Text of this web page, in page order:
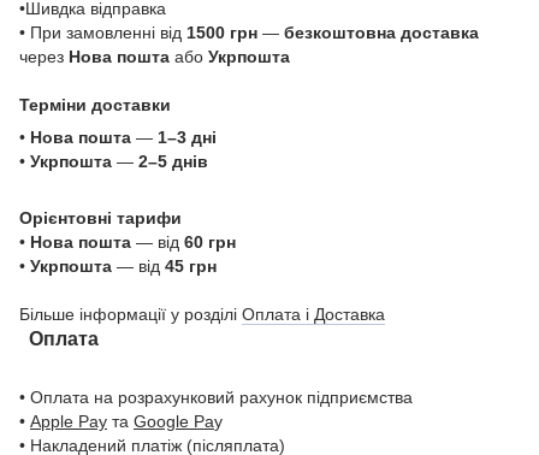
•Шивдка відправка
• При замовленні від 1500 грн — безкоштовна доставка
через Нова пошта або Укрпошта
Терміни доставки
• Нова пошта — 1–3 дні
• Укрпошта — 2–5 днів
Орієнтовні тарифи
• Нова пошта — від 60 грн
• Укрпошта — від 45 грн
Більше інформації у розділі Оплата і Доставка
Оплата
• Оплата на розрахунковий рахунок підприємства
• Apple Pay та Google Pay
• Накладений платіж (післяплата)